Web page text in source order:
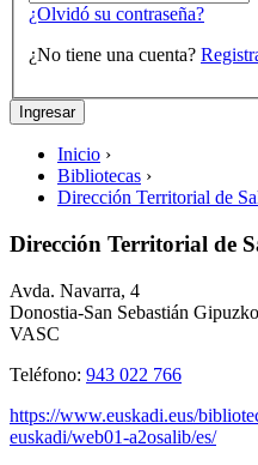
¿Olvidó su contraseña?
¿No tiene una cuenta?
Inicio ›
Bibliotecas ›
Dirección Territorial de
Dirección Territorial de
Avda. Navarra, 4
Donostia-San Sebastián
VASC
Teléfono: 943 022 766
https://www.euskadi.eus/
euskadi/web01-a2osalib/es/